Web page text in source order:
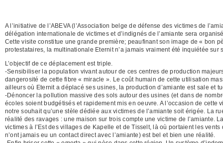
A l’initiative de l’ABEVA (l’Association belge de défense des victimes de
délégation internationale de victimes et d’indignés de l’amiante sera
Cette visite constitue une grande première; peaufinant son image de « bon
protestataires, la multinationale Eternit n’a jamais vraiment été inquiétée
L’objectif de ce déplacement est triple.
-Sensibiliser la population vivant autour de ces centres de production
dangerosité de cette fibre « miracle ». Le coût humain de cette utilisation
ailleurs où Eternit a déplacé ses usines, la production d’amiante est sale et
-Dénoncer la pollution massive des sols autour des usines (et dans de
écoles soient budgétisés et rapidement mis en oeuvre. A l’occasion de
notre souhait qu’une stèle dédiée aux victimes de l’amiante soit érigée. La
réalité des ravages : une maison sur trois compte une victime de l’amiante.
victimes à l’Est des villages de Kapelle et de Tisselt, là où portaient les
n’ont jamais eu un contact direct avec l’amiante) est bel et bien une réalité.